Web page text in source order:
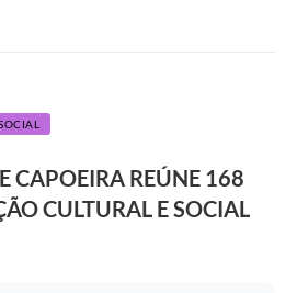
CAPOEIRA REÚNE 168
CULTURAL E SOCIAL